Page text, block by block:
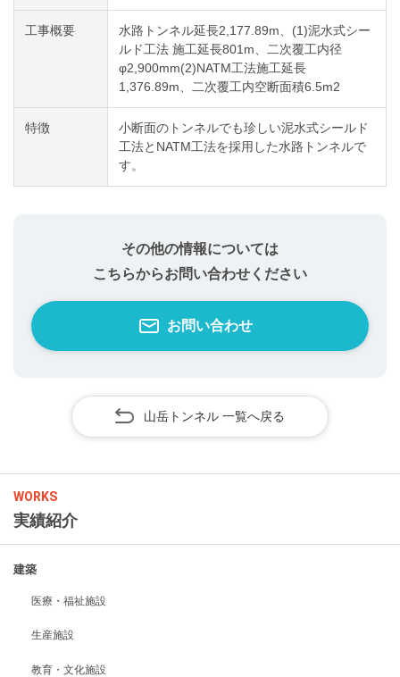
WORKS
実績紹介
建築
医療・福祉施設
生産施設
教育・文化施設
工事概要
水路トンネル延長2,177.89m、(1)泥水式シー
ルド工法 施工延長801m、二次覆工内径
φ2,900mm(2)NATM工法施工延長
1,376.89m、二次覆工内空断面積6.5m2
特徴
小断面のトンネルでも珍しい泥水式シールド
工法とNATM工法を採用した水路トンネルで
す。
その他の情報については
こちらからお問い合わせください
お問い合わせ
山岳トンネル 一覧へ戻る